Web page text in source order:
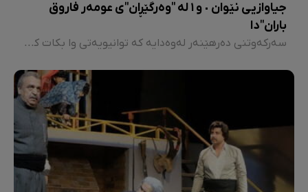
جیاوازیی نێوان ٠ و ١ لە "وەرگێڕان"ی عومەر فاروق
باران"دا
سەرکەوتنی دەرهێنەر لەوەدایە کە توانیویەتی وا بکات کە بینەران بە قووڵی هەست بە هەموو چرکەیەکی فیلمەکە بکەن.